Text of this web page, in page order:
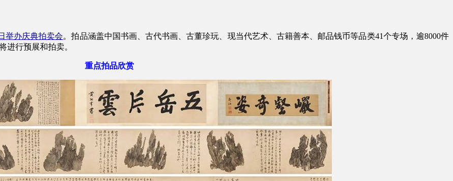
举办庆典拍卖会。拍品涵盖中国书画、古代书画、古董珍玩、现当代艺术、古籍善本、邮品钱币等品类41个专场，逾8000件
进行预展和拍卖。
重点拍品欣赏